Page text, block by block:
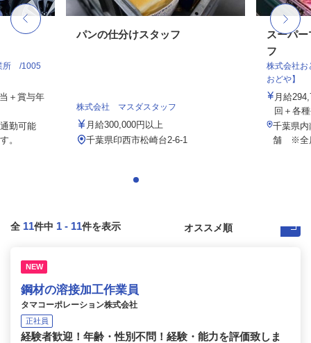
所 /1005
＋賞与年
勤可能
。
パンの仕分けスタッフ
株式会社 マスダスタッフ
月給300,000円以上
千葉県印西市松崎台2-6-1
スーパ
フ
株式会社
おどや】
月給
回＋各
千葉県
舗 ※全
全 11件中 1 - 11件を表示
NEW
鋼材の溶接加工作業員
タマコーポレーション株式会社
正社員
経験者歓迎！年齢・性別不問！経験・能力を評価致しま